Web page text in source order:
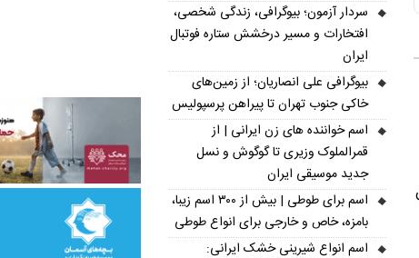
سردار آزمون؛ بیوگرافی، زندگی شخصی،
افتخارات و مسیر درخشش ستاره فوتبال
ایران
بیوگرافی علی انصاریان؛ از زمین‌های
خاکی جنوب تهران تا پیراهن پرسپولیس
اسم خواننده های زن ایرانی | از
قمرالملوک وزیری تا گوگوش و نسل
جدید موسیقی ایران
اسم برای طوطی | بیش از ۳۰۰ اسم زیبا،
بامزه، خاص و خارجی برای انواع طوطی
اسم انواع شیرینی خشک ایرانی: